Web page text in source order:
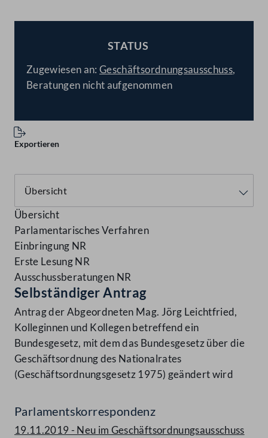
STATUS
Zugewiesen an:Geschäftsordnungsausschuss,
Beratungen nicht aufgenommen
Exportieren
Übersicht
Parlamentarisches Verfahren
Einbringung NR
Erste Lesung NR
Ausschussberatungen NR
Selbständiger Antrag
Antrag der Abgeordneten Mag. Jörg Leichtfried,
Kolleginnen und Kollegen betreffend ein
Bundesgesetz, mit dem das Bundesgesetz über die
Geschäftsordnung des Nationalrates
(Geschäftsordnungsgesetz 1975) geändert wird
Parlamentskorrespondenz
19.11.2019 - Neu im Geschäftsordnungsausschuss